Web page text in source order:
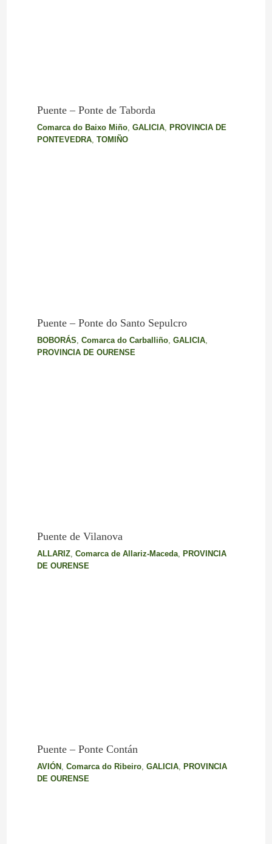
Puente – Ponte de Taborda
Comarca do Baixo Miño, GALICIA, PROVINCIA DE
PONTEVEDRA, TOMIÑO
Puente – Ponte do Santo Sepulcro
BOBORÁS Comarca do Carballiño, GALICIA,
PROVINCIA DE OURENSE
Puente de Vilanova
ALLARIZ, Comarca de Allariz-Maceda, PROVINCIA
DE OURENSE
Puente – Ponte Contán
AVIÓN , Comarca do Ribeiro, GALICIA, PROVINCIA
DE OURENSE